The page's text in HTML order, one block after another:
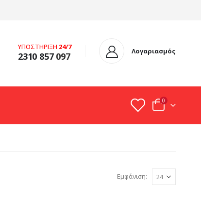
ΥΠΟΣΤΗΡΙΞΗ 24/7
2310 857097 Λογαριασμός
0
Εμφάνιση: